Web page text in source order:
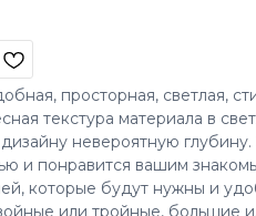
просторная, светлая,
текстура материала в
невероятную глубину.
и понравится вашим
которые будут нужны и
или тройные, большие